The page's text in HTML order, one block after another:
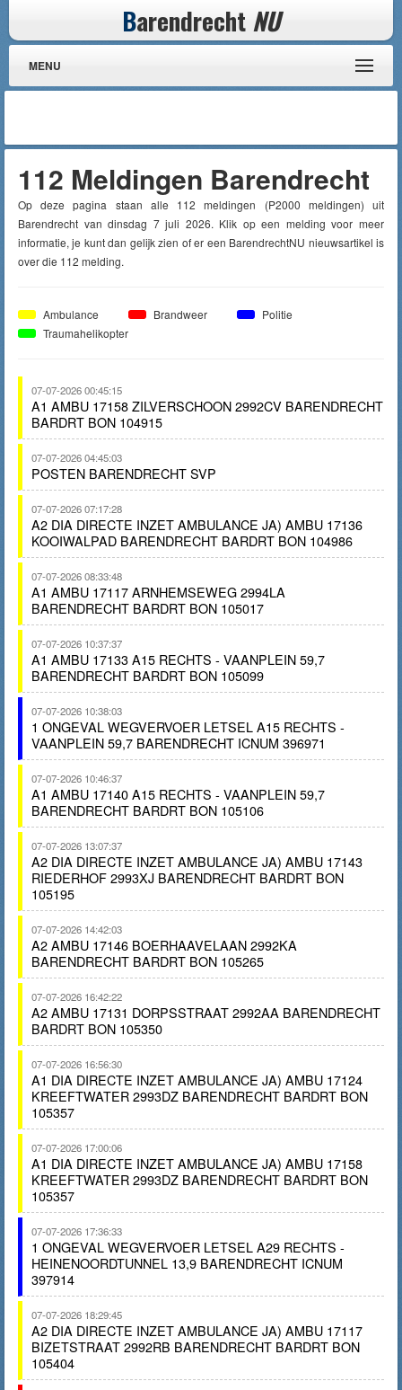
Barendrecht NU
MENU
112 Meldingen Barendrecht
Op deze pagina staan alle 112 meldingen (P2000 meldingen) uit
Barendrecht van dinsdag 7 juli 2026. Klik op een melding voor meer
informatie, je kunt dan gelijk zien of er een BarendrechtNU nieuwsartikel is
over die 112 melding.
Ambulance Brandweer
Politie
Traumahelikopter
07-07-2026 00:45:15
A1 AMBU 17158 ZILVERSCHOON 2992CV BARENDRECHT
BARDRT BON 104915
07-07-2026 04:45:03
POSTEN BARENDRECHT SVP
07-07-2026 07:17:28
A2 DIA DIRECTE INZET AMBULANCE JA) AMBU 17136
KOOIWALPAD BARENDRECHT BARDRT BON 104986
07-07-2026 08:33:48
A1 AMBU 17117 ARNHEMSEWEG 2994LA
BARENDRECHT BARDRT BON 105017
07-07-2026 10:37:37
A1 AMBU 17133 A15 RECHTS - VAANPLEIN 59,7
BARENDRECHT BARDRT BON 105099
07-07-2026 10:38:03
1 ONGEVAL WEGVERVOER LETSEL A15 RECHTS -
VAANPLEIN 59,7 BARENDRECHT ICNUM 396971
07-07-2026 10:46:37
A1 AMBU 17140 A15 RECHTS - VAANPLEIN 59,7
BARENDRECHT BARDRT BON 105106
07-07-2026 13:07:37
A2 DIA DIRECTE INZET AMBULANCE JA) AMBU 17143
RIEDERHOF 2993XJ BARENDRECHT BARDRT BON
105195
07-07-2026 14:42:03
A2 AMBU 17146 BOERHAAVELAAN 2992KA
BARENDRECHT BARDRT BON 105265
07-07-2026 16:42:22
A2 AMBU 17131 DORPSSTRAAT 2992AA BARENDRECHT
BARDRT BON 105350
07-07-2026 16:56:30
A1 DIA DIRECTE INZET AMBULANCE JA) AMBU 17124
KREEFTWATER 2993DZ BARENDRECHT BARDRT BON
105357
07-07-2026 17:00:06
A1 DIA DIRECTE INZET AMBULANCE JA) AMBU 17158
KREEFTWATER 2993DZ BARENDRECHT BARDRT BON
105357
07-07-2026 17:36:33
1 ONGEVAL WEGVERVOER LETSEL A29 RECHTS -
HEINENOORDTUNNEL 13,9 BARENDRECHT ICNUM
397914
07-07-2026 18:29:45
A2 DIA DIRECTE INZET AMBULANCE JA) AMBU 17117
BIZETSTRAAT 2992RB BARENDRECHT BARDRT BON
105404